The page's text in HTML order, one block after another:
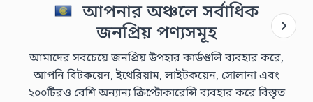
আপনার অঞ্চলে সর্বাধিক
জনপ্রিয় পণ্যসমূহ
আমাদের সবচেয়ে জনপ্রিয় উপহার কার্ডগুলি ব্যবহার করে,
আপনি বিটকয়েন, ইথেরিয়াম, লাইটকয়েন, সোলানা এবং
২০০টিরও বেশি অন্যান্য ক্রিপ্টোকারেন্সি ব্যবহার করে বিস্তৃত